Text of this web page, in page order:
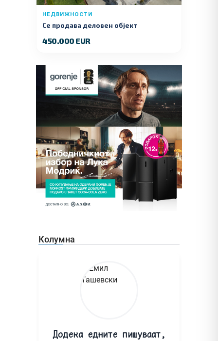
НЕДВИЖНОСТИ
Се продава деловен објект
450.000 EUR
Колумна
Додека едните пишуваат,